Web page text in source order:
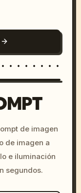
sunset, neon
8k --v 6.0
de imagen
de imagen a
e iluminación
segundos.